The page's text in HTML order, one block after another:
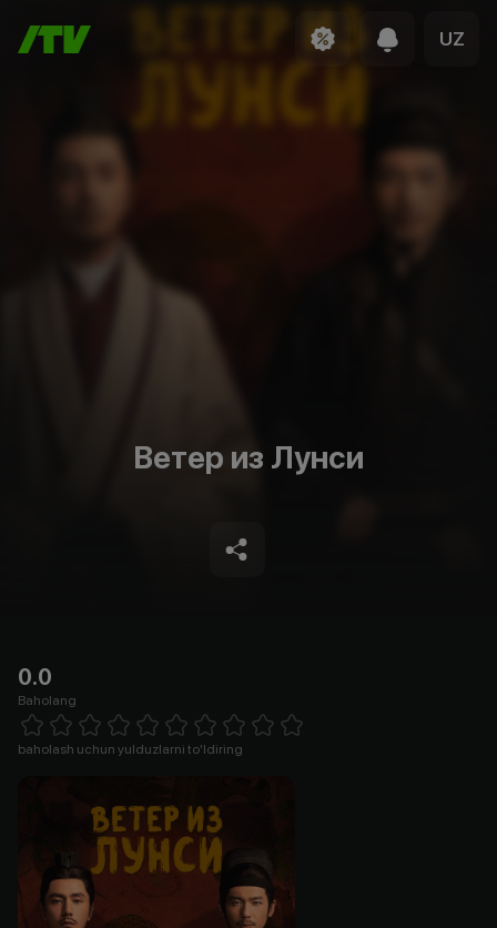
UZ
Ветер из Лунси
0.0
Baholang
1 Star 2 Stars 3 Stars 4 Stars5 Stars 6 Stars7 Stars8 Stars
baholash uchun yulduzlarni to'ldiring